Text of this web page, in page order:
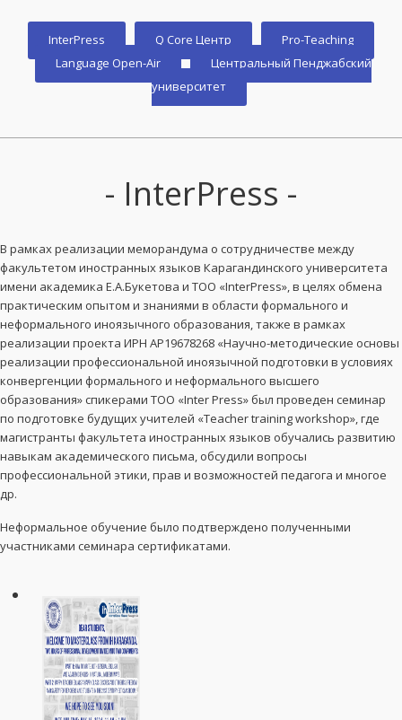
InterPress Q Core Центр
Pro-Teaching
Language Open-Air
Центральный Пенджабский
университет
- InterPress -
В рамках реализации меморандума о сотрудничестве между
факультетом иностранных языков Карагандинского университета
имени академика Е.А.Букетова и ТОО «InterPress», в целях обмена
практическим опытом и знаниями в области формального и
неформального иноязычного образования, также в рамках
реализации проекта ИРН АР19678268 «Научно-методические основы
реализации профессиональной иноязычной подготовки в условиях
конвергенции формального и неформального высшего
образования» спикерами ТОО «Inter Press» был проведен семинар
по подготовке будущих учителей «Teacher training workshop», где
магистранты факультета иностранных языков обучались развитию
навыкам академического письма, обсудили вопросы
профессиональной этики, прав и возможностей педагога и многое
др.
Неформальное обучение было подтверждено полученными
участниками семинара сертификатами.